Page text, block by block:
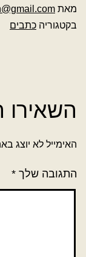
מאת
בקטגוריה כתבים
השאירו
האימייל לא יוצג
התגובה שלך *